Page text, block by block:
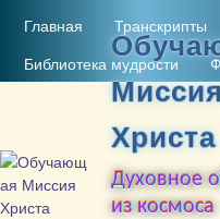
MAIN MENU
Главная Транскрипты
Библиотека мудрости
Христа
Духовное
из космоса